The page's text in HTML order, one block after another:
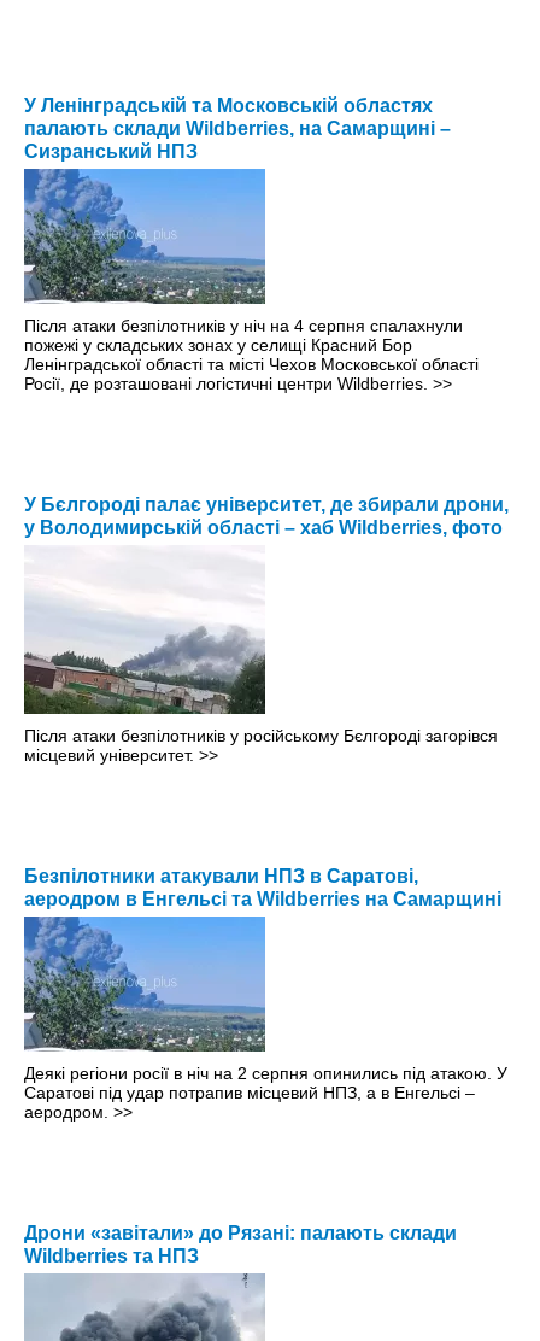
У Ленінградській та Московській областях
палають склади Wildberries, на Самарщині –
Сизранський НПЗ
Після атаки безпілотників у ніч на 4 серпня спалахнули
пожежі у складських зонах у селищі Красний Бор
Ленінградської області та місті Чехов Московської області
Росії, де розташовані логістичні центри Wildberries. >>
У Бєлгороді палає університет, де збирали дрони,
у Володимирській області – хаб Wildberries, фото
Після атаки безпілотників у російському Бєлгороді загорівся
місцевий університет. >>
Безпілотники атакували НПЗ в Саратові,
аеродром в Енгельсі та Wildberries на Самарщині
Деякі регіони росії в ніч на 2 серпня опинились під атакою. У
Саратові під удар потрапив місцевий НПЗ, а в Енгельсі –
аеродром. >>
Дрони «завітали» до Рязані: палають склади
Wildberries та НПЗ